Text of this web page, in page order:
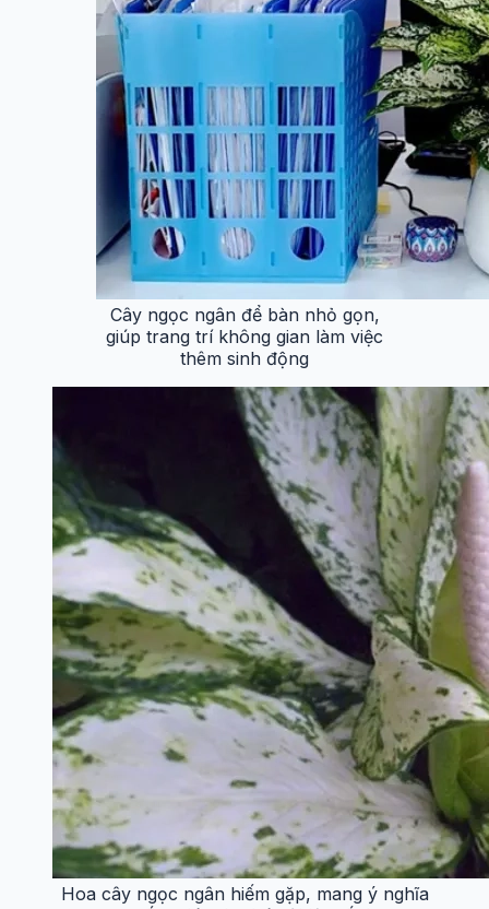
Cây ngọc ngân để bàn nhỏ gọn,
giúp trang trí không gian làm việc
thêm sinh động
Hoa cây ngọc ngân hiếm gặp, mang ý nghĩa